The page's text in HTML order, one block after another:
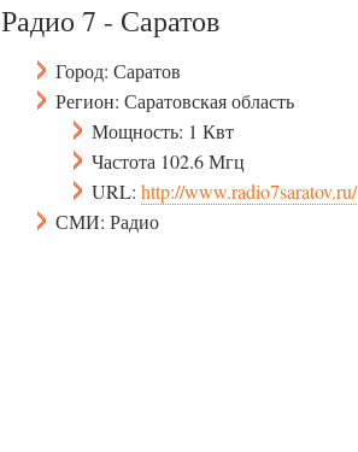
Радио 7 - Саратов
Город: Саратов
Регион: Саратовская область
Мощность: 1 Квт
Частота 102.6 Мгц
URL: http://www.radio7saratov.ru/
СМИ: Радио